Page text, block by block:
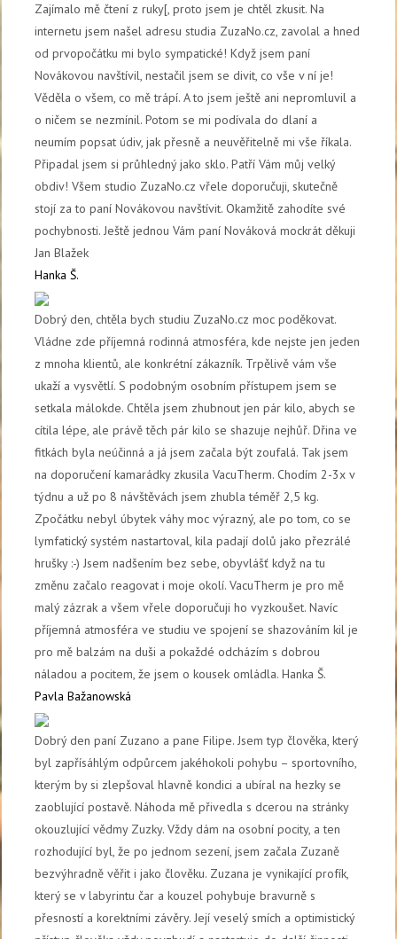
Zajímalo mě čtení z ruky[, proto jsem je chtěl zkusit. Na
internetu jsem našel adresu studia ZuzaNo.cz, zavolal a hned
od prvopočátku mi bylo sympatické! Když jsem paní
Novákovou navštívil, nestačil jsem se divit, co vše v ní je!
Věděla o všem, co mě trápí. A to jsem ještě ani nepromluvil a
o ničem se nezmínil. Potom se mi podívala do dlaní a
neumím popsat údiv, jak přesně a neuvěřitelně mi vše říkala.
Připadal jsem si průhledný jako sklo. Patří Vám můj velký
obdiv! Všem studio ZuzaNo.cz vřele doporučuji, skutečně
stojí za to paní Novákovou navštívit. Okamžitě zahodíte své
pochybnosti. Ještě jednou Vám paní Nováková mockrát děkuji
Jan Blažek
Hanka Š.
Dobrý den, chtěla bych studiu ZuzaNo.cz moc poděkovat.
Vládne zde příjemná rodinná atmosféra, kde nejste jen jeden
z mnoha klientů, ale konkrétní zákazník. Trpělivě vám vše
ukaží a vysvětlí. S podobným osobním přístupem jsem se
setkala málokde. Chtěla jsem zhubnout jen pár kilo, abych se
cítila lépe, ale právě těch pár kilo se shazuje nejhůř. Dřina ve
fitkách byla neúčinná a já jsem začala být zoufalá. Tak jsem
na doporučení kamarádky zkusila VacuTherm. Chodím 2-3x v
týdnu a už po 8 návštěvách jsem zhubla téměř 2,5 kg.
Zpočátku nebyl úbytek váhy moc výrazný, ale po tom, co se
lymfatický systém nastartoval, kila padají dolů jako přezrálé
hrušky :-) Jsem nadšením bez sebe, obyvlášť když na tu
změnu začalo reagovat i moje okolí. VacuTherm je pro mě
malý zázrak a všem vřele doporučuji ho vyzkoušet. Navíc
příjemná atmosféra ve studiu ve spojení se shazováním kil je
pro mě balzám na duši a pokaždé odcházím s dobrou
náladou a pocitem, že jsem o kousek omládla. Hanka Š.
Pavla Bažanowská
Dobrý den paní Zuzano a pane Filipe. Jsem typ člověka, který
byl zapřísáhlým odpůrcem jakéhokoli pohybu – sportovního,
kterým by si zlepšoval hlavně kondici a ubíral na hezky se
zaoblující postavě. Náhoda mě přivedla s dcerou na stránky
okouzlující vědmy Zuzky. Vždy dám na osobní pocity, a ten
rozhodující byl, že po jednom sezení, jsem začala Zuzaně
bezvýhradně věřit i jako člověku. Zuzana je vynikající profík,
který se v labyrintu čar a kouzel pohybuje bravurně s
přesností a korektními závěry. Její veselý smích a optimistický